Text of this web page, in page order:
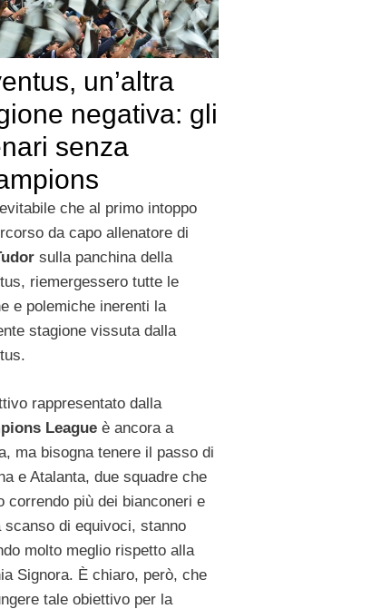
un’altra
negativa: gli
senza
che al primo intoppo
da capo allenatore di
sulla panchina della
riemergessero tutte le
e polemiche inerenti la
stagione vissuta dalla
rappresentato dalla
Leagueè ancora a
ma bisogna tenere il passo di
e Atalanta, due squadre che
correndo più dei bianconeri e
scanso di equivoci, stanno
molto meglio rispetto alla
Signora. È chiaro, però, che
tale obiettivo per la